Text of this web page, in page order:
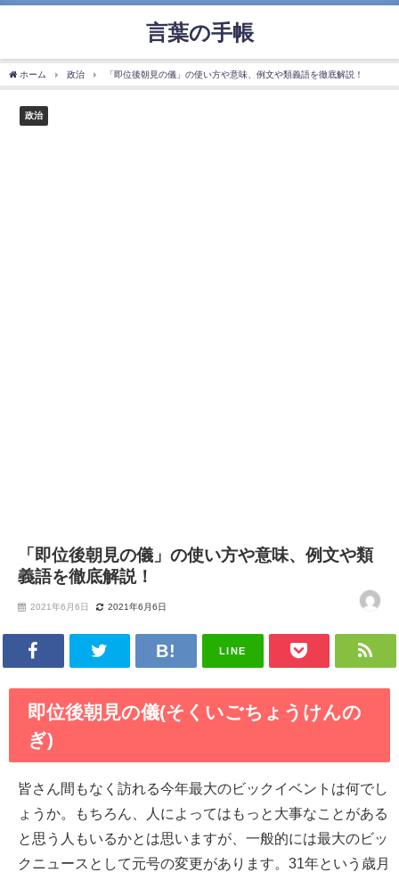
言葉の手帳
ホーム 政治 「即位後朝見の儀」の使い方や意味、例文や類義語を徹底解説！
政治
「即位後朝見の儀」の使い方や意味、例文や類
義語を徹底解説！
2021年6月6日 2021年6月6日
LINE
即位後朝見の儀(そくいごちょうけんの
ぎ)
皆さん間もなく訪れる今年最大のビックイベントは何でし
ょうか。もちろん、人によってはもっと大事なことがある
と思う人もいるかとは思いますが、一般的には最大のビッ
クニュースとして元号の変更があります。31年という歳月